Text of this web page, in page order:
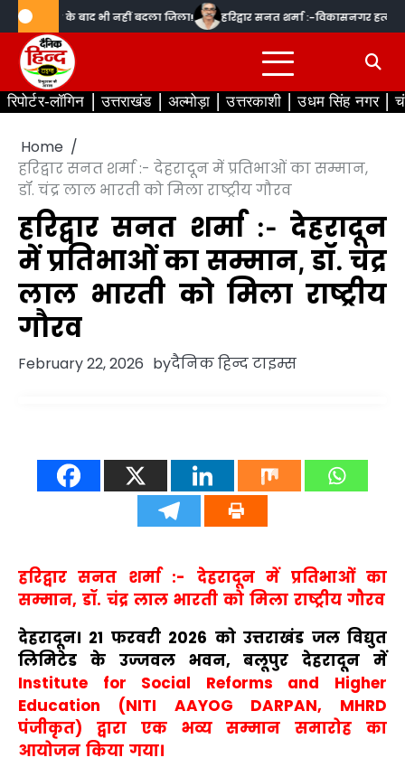
Skip
to
content
के बाद भी नहीं बदला जिला! हरिद्वार सनत शर्मा :-विकासनगर हत्याकांड पर
रिपोर्टर-लॉगिन उत्तराखंड अल्मोड़ा उत्तरकाशी उधम सिंह नगर
Home
हरिद्वार सनत शर्मा :- देहरादून में प्रतिभाओं का सम्मान,
डॉ. चंद्र लाल भारती को मिला राष्ट्रीय गौरव
हरिद्वार सनत शर्मा :- देहरादून
में प्रतिभाओं का सम्मान, डॉ. चंद्र
लाल भारती को मिला राष्ट्रीय
गौरव
February 22, 2026 byदैनिक हिन्द टाइम्स
हरिद्वार सनत शर्मा :- देहरादून में प्रतिभाओं का
सम्मान, डॉ. चंद्र लाल भारती को मिला राष्ट्रीय गौरव
देहरादून। 21 फरवरी 2026 को उत्तराखंड जल विद्युत
लिमिटेड के उज्जवल भवन, बलूपुर देहरादून में
Institute for Social Reforms and Higher
Education (NITI AAYOG DARPAN, MHRD
पंजीकृत) द्वारा एक भव्य सम्मान समारोह का
आयोजन किया गया।